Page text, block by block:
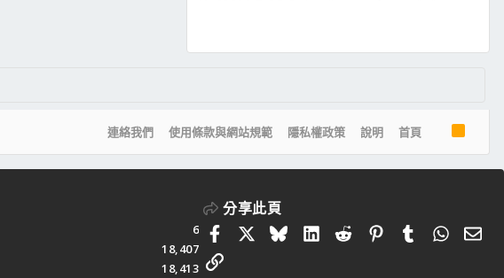
連絡我們 使用條款與網站規範 隱私權政策 說明 首頁
S
6
18,407
18,413
分享此頁
FacebookBlueskyLinkedIn
RedditPinterestTumblr 電
連結